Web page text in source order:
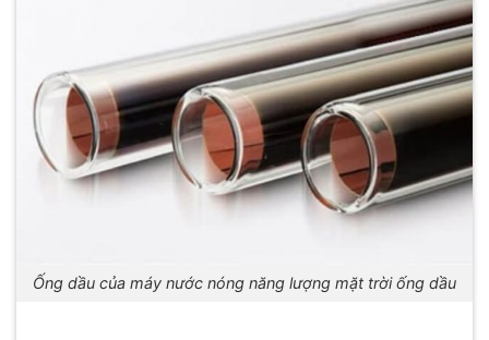
Ống dầu của máy nước nóng năng lượng mặt trời ống dầu